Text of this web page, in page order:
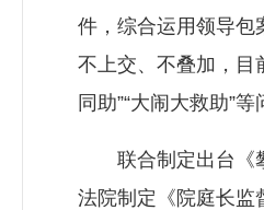
件，综合运用领导包
不上交、不叠加，目
同助”“大闹大救助”等
联合制定出台《攀
法院制定《院庭长监